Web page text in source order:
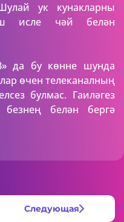
ук кунакларны
исле чәй белән
да бу көнне шунда
өчен телеканалның
булмас. Гаиләгез
белән бергә
Следующая